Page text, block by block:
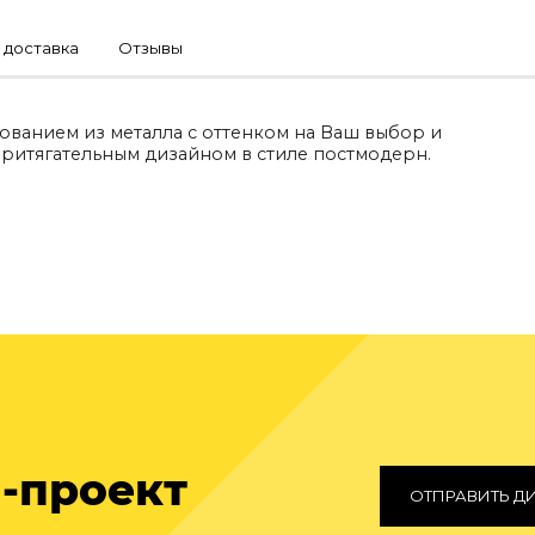
Отзывы
из металла с оттенком на Ваш выбор и
дизайном в стиле постмодерн.
проект
ОТПРАВИТЬ